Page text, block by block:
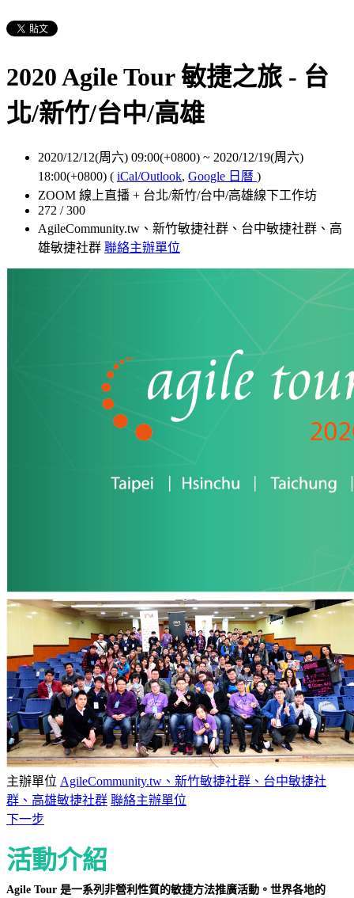
2020 Agile Tour 敏捷之旅 - 台
北/新竹/台中/高雄
2020/12/12(周六) 09:00(+0800) ~ 2020/12/19(周六)
18:00(+0800) ( iCal/Outlook, Google 日曆 )
ZOOM 線上直播 + 台北/新竹/台中/高雄線下工作坊
272 / 300
AgileCommunity.tw、新竹敏捷社群、台中敏捷社群、高
雄敏捷社群 聯絡主辦單位
主辦單位 AgileCommunity.tw、新竹敏捷社群、台中敏捷社
群、高雄敏捷社群 聯絡主辦單位
下一步
活動介紹
Agile Tour 是一系列非營利性質的敏捷方法推廣活動。世界各地的